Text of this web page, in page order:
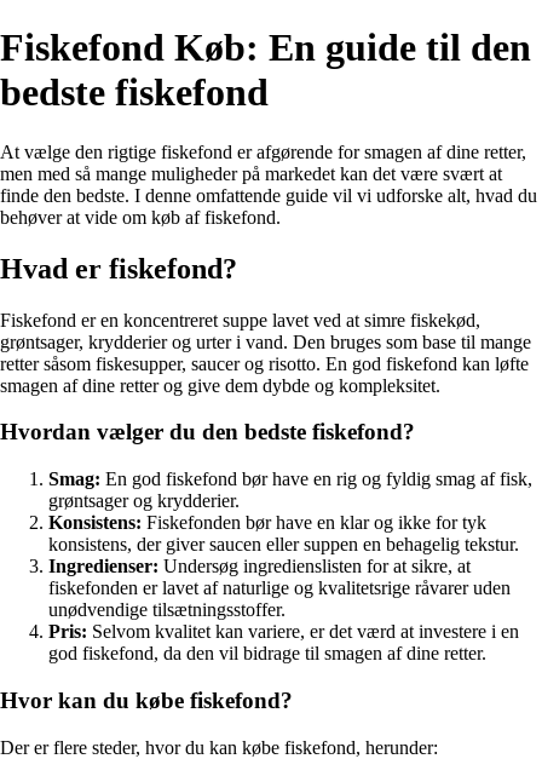
Fiskefond Køb: En guide til den
bedste fiskefond
At vælge den rigtige fiskefond er afgørende for smagen af dine retter,
men med så mange muligheder på markedet kan det være svært at
finde den bedste. I denne omfattende guide vil vi udforske alt, hvad du
behøver at vide om køb af fiskefond.
Hvad er fiskefond?
Fiskefond er en koncentreret suppe lavet ved at simre fiskekød,
grøntsager, krydderier og urter i vand. Den bruges som base til mange
retter såsom fiskesupper, saucer og risotto. En god fiskefond kan løfte
smagen af dine retter og give dem dybde og kompleksitet.
Hvordan vælger du den bedste fiskefond?
Smag: En god fiskefond bør have en rig og fyldig smag af fisk,
grøntsager og krydderier.
Konsistens: Fiskefonden bør have en klar og ikke for tyk
konsistens, der giver saucen eller suppen en behagelig tekstur.
Ingredienser: Undersøg ingredienslisten for at sikre, at
fiskefonden er lavet af naturlige og kvalitetsrige råvarer uden
unødvendige tilsætningsstoffer.
Pris: Selvom kvalitet kan variere, er det værd at investere i en
god fiskefond, da den vil bidrage til smagen af dine retter.
Hvor kan du købe fiskefond?
Der er flere steder, hvor du kan købe fiskefond, herunder: